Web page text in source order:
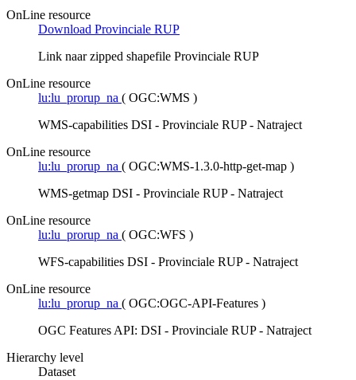
OnLine resource
Download Provinciale RUP
Link naar zipped shapefile Provinciale RUP
OnLine resource
lu:lu_prorup_na ( OGC:WMS )
WMS-capabilities DSI - Provinciale RUP - Natraject
OnLine resource
lu:lu_prorup_na ( OGC:WMS-1.3.0-http-get-map )
WMS-getmap DSI - Provinciale RUP - Natraject
OnLine resource
lu:lu_prorup_na ( OGC:WFS )
WFS-capabilities DSI - Provinciale RUP - Natraject
OnLine resource
lu:lu_prorup_na ( OGC:OGC-API-Features )
OGC Features API: DSI - Provinciale RUP - Natraject
Hierarchy level
Dataset